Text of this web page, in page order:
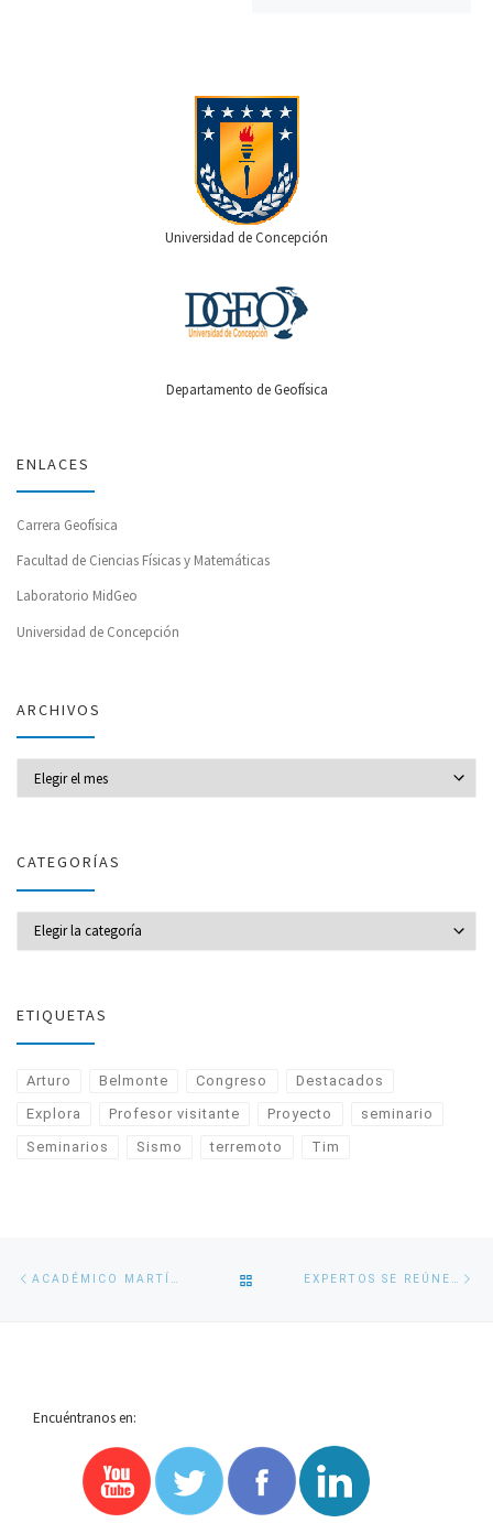
Universidad de Concepción
Departamento de Geofísica
ENLACES
Carrera Geofísica
Facultad de Ciencias Físicas y Matemáticas
Laboratorio MidGeo
Universidad de Concepción
ARCHIVOS
CATEGORÍAS
ETIQUETAS
Arturo Belmonte Congreso Destacados
Explora Profesor visitante Proyecto seminario
Seminarios Sismo terremoto Tim
Navegación
de
VOLVER
ENTRADAS
Encuéntranos en: